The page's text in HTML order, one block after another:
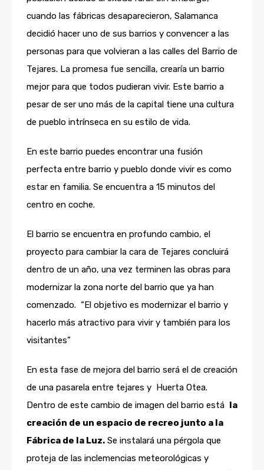
cuando las fábricas desaparecieron, Salamanca
decidió hacer uno de sus barrios y convencer a las
personas para que volvieran a las calles del Barrio de
Tejares. La promesa fue sencilla, crearía un barrio
mejor para que todos pudieran vivir. Este barrio a
pesar de ser uno más de la capital tiene una cultura
de pueblo intrínseca en su estilo de vida.
En este barrio puedes encontrar una fusión
perfecta entre barrio y pueblo donde vivir es como
estar en familia. Se encuentra a 15 minutos del
centro en coche.
El barrio se encuentra en profundo cambio, el
proyecto para cambiar la cara de Tejares concluirá
dentro de un año, una vez terminen las obras para
modernizar la zona norte del barrio que ya han
comenzado. “El objetivo es modernizar el barrio y
hacerlo más atractivo para vivir y también para los
visitantes”
En esta fase de mejora del barrio será el de creación
de una pasarela entre tejares y Huerta Otea.
Dentro de este cambio de imagen del barrio está la
creación de un espacio de recreo junto a la
Fábrica de la Luz. Se instalará una pérgola que
proteja de las inclemencias meteorológicas y